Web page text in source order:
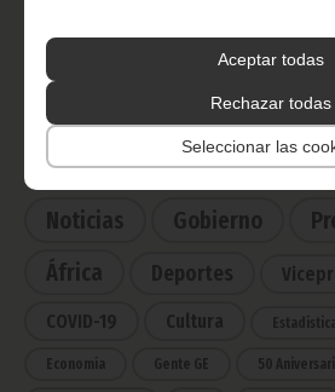
Aceptar todas
Rechazar todas
Seleccionar las
Ecuatorial
CATEGORÍAS
Noticias Gobierno
África
Deportes
COVID-19 Cultura
Economía Gente GE 50